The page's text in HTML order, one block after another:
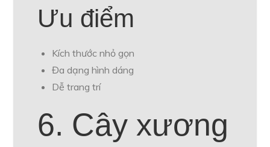
Ưu điểm
Kích thước nhỏ gọn
Đa dạng hình dáng
Dễ trang trí
6. Cây xương